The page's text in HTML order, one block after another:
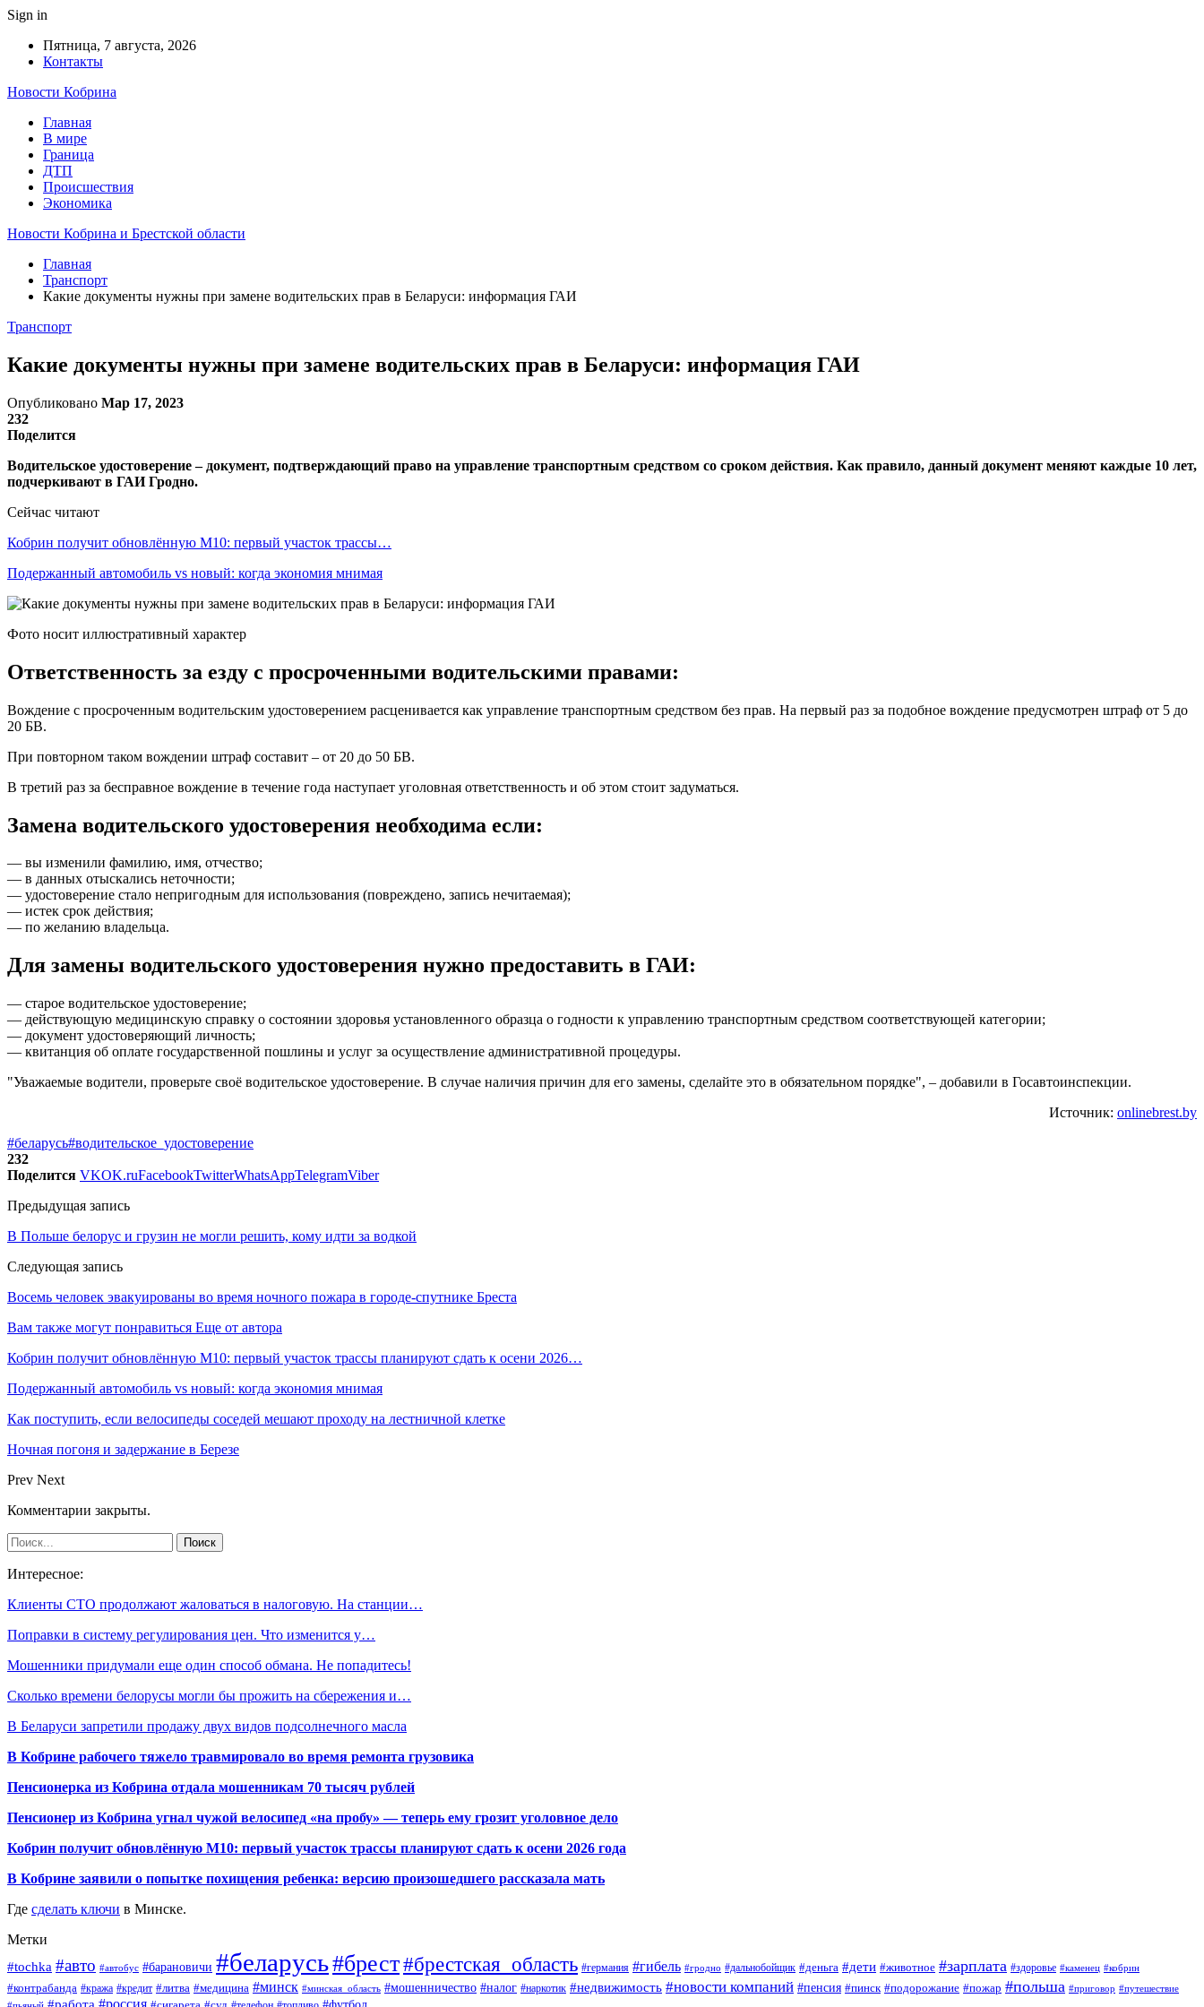
Sign in
Пятница, 7 августа, 2026
Контакты
Новости Кобрина
Главная
В мире
Граница
ДТП
Происшествия
Экономика
Новости Кобрина и Брестской области
Главная
Транспорт
Какие документы нужны при замене водительских прав в Беларуси: информация ГАИ
Транспорт
Какие документы нужны при замене водительских прав в Беларуси: информация ГАИ
Опубликовано Мар 17, 2023
232
Поделится
Водительское удостоверение – документ, подтверждающий право на управление транспортным средством со сроком действия. Как правило, данный документ меняют каждые 10 лет,
подчеркивают в ГАИ Гродно.
Сейчас читают
Кобрин получит обновлённую М10: первый участок трассы…
Подержанный автомобиль vs новый: когда экономия мнимая
Фото носит иллюстративный характер
Ответственность за езду с просроченными водительскими правами:
Вождение с просроченным водительским удостоверением расценивается как управление транспортным средством без прав. На первый раз за подобное вождение предусмотрен штраф от 5 до
20 БВ.
При повторном таком вождении штраф составит – от 20 до 50 БВ.
В третий раз за бесправное вождение в течение года наступает уголовная ответственность и об этом стоит задуматься.
Замена водительского удостоверения необходима если:
— вы изменили фамилию, имя, отчество;
— в данных отыскались неточности;
— удостоверение стало непригодным для использования (повреждено, запись нечитаемая);
— истек срок действия;
— по желанию владельца.
Для замены водительского удостоверения нужно предоставить в ГАИ:
— старое водительское удостоверение;
— действующую медицинскую справку о состоянии здоровья установленного образца о годности к управлению транспортным средством соответствующей категории;
— документ удостоверяющий личность;
— квитанция об оплате государственной пошлины и услуг за осуществление административной процедуры.
"Уважаемые водители, проверьте своё водительское удостоверение. В случае наличия причин для его замены, сделайте это в обязательном порядке", – добавили в Госавтоинспекции.
Источник: onlinebrest.by
#беларусь#водительское_удостоверение
232
Поделится VKOK.ruFacebookTwitterWhatsAppTelegramViber
Предыдущая запись
В Польше белорус и грузин не могли решить, кому идти за водкой
Следующая запись
Восемь человек эвакуированы во время ночного пожара в городе-спутнике Бреста
Вам также могут понравиться Еще от автора
Кобрин получит обновлённую М10: первый участок трассы планируют сдать к осени 2026…
Подержанный автомобиль vs новый: когда экономия мнимая
Как поступить, если велосипеды соседей мешают проходу на лестничной клетке
Ночная погоня и задержание в Березе
Prev Next
Комментарии закрыты.
Интересное:
Клиенты СТО продолжают жаловаться в налоговую. На станции…
Поправки в систему регулирования цен. Что изменится у…
Мошенники придумали еще один способ обмана. Не попадитесь!
Сколько времени белорусы могли бы прожить на сбережения и…
В Беларуси запретили продажу двух видов подсолнечного масла
В Кобрине рабочего тяжело травмировало во время ремонта грузовика
Пенсионерка из Кобрина отдала мошенникам 70 тысяч рублей
Пенсионер из Кобрина угнал чужой велосипед «на пробу» — теперь ему грозит уголовное дело
Кобрин получит обновлённую М10: первый участок трассы планируют сдать к осени 2026 года
В Кобрине заявили о попытке похищения ребенка: версию произошедшего рассказала мать
Где сделать ключи в Минске.
Метки
#tochka #авто #автобус #барановичи #беларусь#брест#брестская_область #германия #гибель #гродно #дальнобойщик #деньга #дети #животное #зарплата #здоровье #каменец #кобрин
#контрабанда #кража #кредит #литва #медицина #минск #минская_область #мошенничество #налог #наркотик #недвижимость #новости компаний #пенсия #пинск #подорожание #пожар #польша #приговор #путешествие